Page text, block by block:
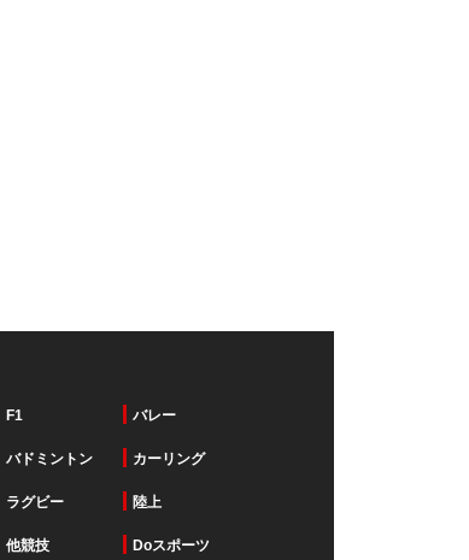
F1 バレー
バドミントン カーリング
ラグビー 陸上
他競技 Doスポーツ